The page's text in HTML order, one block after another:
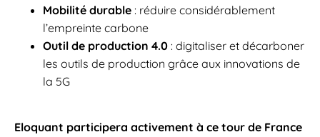
Mobilité durable : réduire considérablement
l’empreinte carbone
Outil de production 4.0 : digitaliser et décarboner
les outils de production grâce aux innovations de
la 5G
Eloquant participera activement à ce tour de France